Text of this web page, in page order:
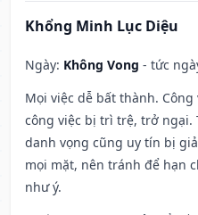
Khổng Minh Lục Diệu
Ngày: Không Vong - tức
Mọi việc dễ bất thành.
công việc bị trì trệ, trở ngại.
danh vọng cũng uy tín bị
mọi mặt, nên tránh để hạn
như ý.